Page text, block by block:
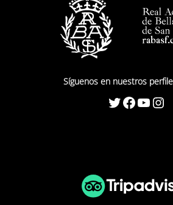
Síguenos en nuestros
Twitter Facebook YouTube Instagram